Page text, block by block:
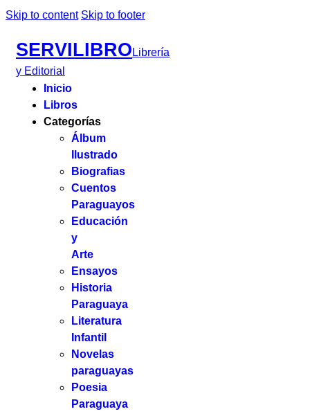
Skip to content Skip to footer
SERVILIBRO Librería
y Editorial
Inicio
Libros
Categorías
Álbum
Ilustrado
Biografias
Cuentos
Paraguayos
Educación
y
Arte
Ensayos
Historia
Paraguaya
Literatura
Infantil
Novelas
paraguayas
Poesia
Paraguaya